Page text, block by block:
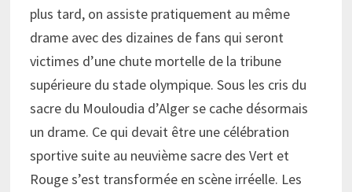
plus tard, on assiste pratiquement au même
drame avec des dizaines de fans qui seront
victimes d’une chute mortelle de la tribune
supérieure du stade olympique. Sous les cris du
sacre du Mouloudia d’Alger se cache désormais
un drame. Ce qui devait être une célébration
sportive suite au neuvième sacre des Vert et
Rouge s’est transformée en scène irréelle. Les